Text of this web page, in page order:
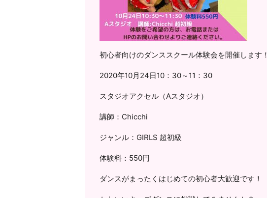
初心者向けのダンススクール体験会を開催します！
2020年10月24日10：30～11：30
スタジオアクセル（Aスタジオ）
講師：Chicchi
ジャンル：GIRLS 超初級
体験料：550円
ダンスがまったくはじめての初心者大歓迎です！